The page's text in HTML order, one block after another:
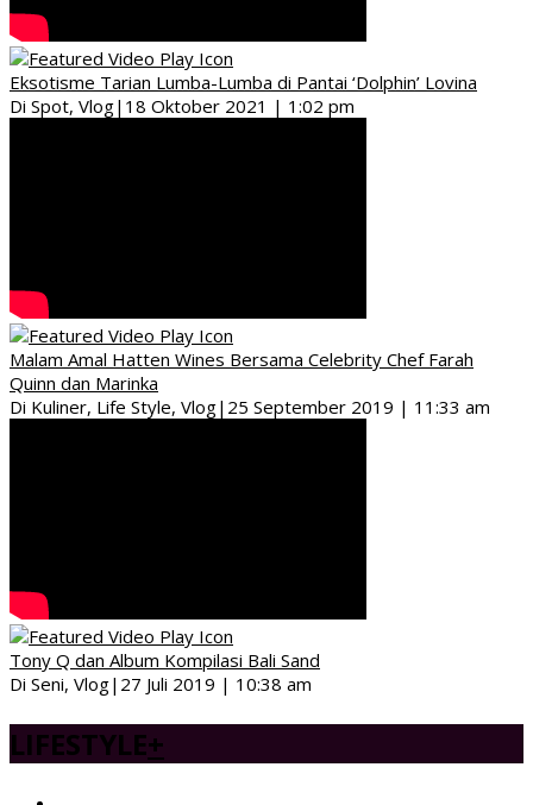
Eksotisme Tarian Lumba-Lumba di Pantai ‘Dolphin’ Lovina
Di Spot, Vlog| 18 Oktober 2021 | 1:02 pm
Malam Amal Hatten Wines Bersama Celebrity Chef Farah
Quinn dan Marinka
Di Kuliner, Life Style, Vlog| 25 September 2019 | 11:33 am
Tony Q dan Album Kompilasi Bali Sand
Di Seni, Vlog| 27 Juli 2019 | 10:38 am
LIFESTYLE+